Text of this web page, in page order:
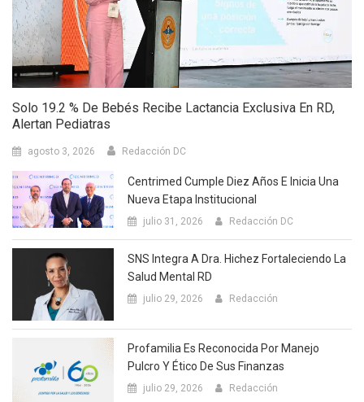
Solo 19.2 % De Bebés Recibe Lactancia Exclusiva En RD,
Alertan Pediatras
agosto 3, 2026 Redacción DC
Centrimed Cumple Diez Años E Inicia Una
Nueva Etapa Institucional
julio 31, 2026 Redacción DC
SNS Integra A Dra. Hichez Fortaleciendo La
Salud Mental RD
julio 29, 2026 Redacción
Profamilia Es Reconocida Por Manejo
Pulcro Y Ético De Sus Finanzas
julio 29, 2026 Redacción